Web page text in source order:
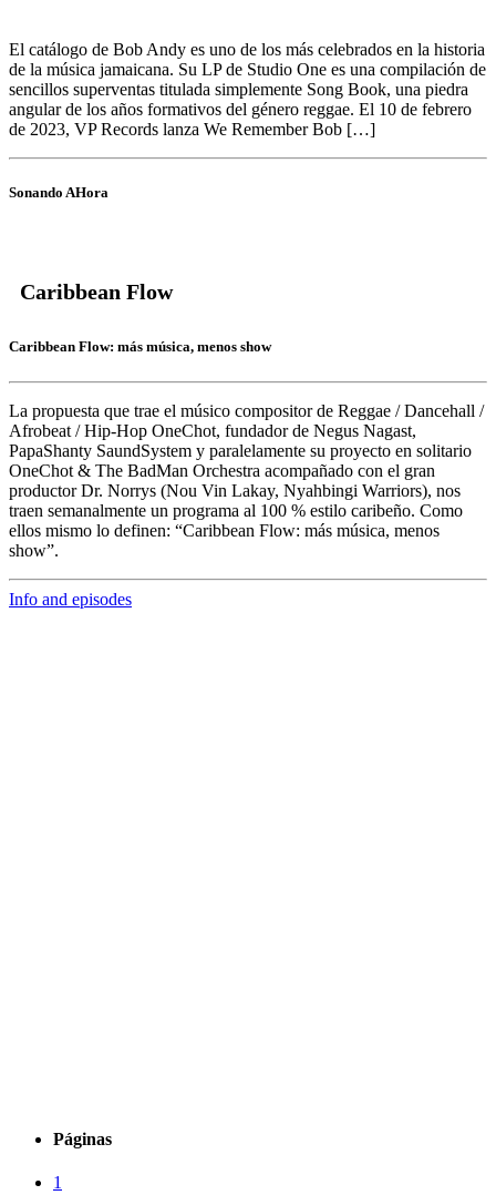
El catálogo de Bob Andy es uno de los más celebrados en la historia
de la música jamaicana. Su LP de Studio One es una compilación de
sencillos superventas titulada simplemente Song Book, una piedra
angular de los años formativos del género reggae. El 10 de febrero
de 2023, VP Records lanza We Remember Bob […]
Sonando AHora
Caribbean Flow
Caribbean Flow: más música, menos show
La propuesta que trae el músico compositor de Reggae / Dancehall /
Afrobeat / Hip-Hop OneChot, fundador de Negus Nagast,
PapaShanty SaundSystem y paralelamente su proyecto en solitario
OneChot & The BadMan Orchestra acompañado con el gran
productorDr. Norrys (Nou Vin Lakay, Nyahbingi Warriors), nos
traen semanalmente un programa al 100 % estilo caribeño. Como
ellos mismo lo definen: “Caribbean Flow: más música, menos
show”.
Info and episodes
Páginas
1